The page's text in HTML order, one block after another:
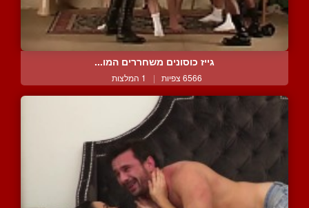
גייז כוסונים משחררים המו...
6566 צפיות | 1 המלצות